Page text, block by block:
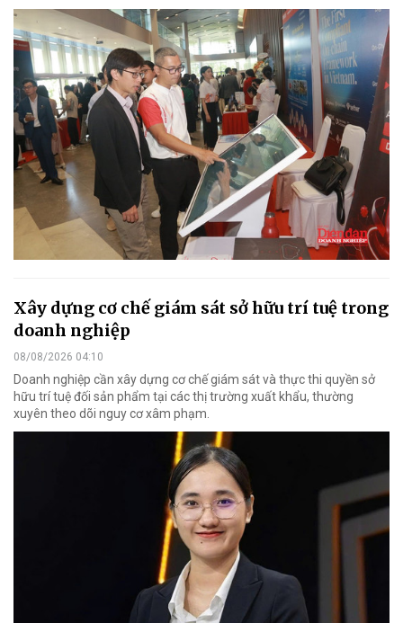
Xây dựng cơ chế giám sát sở hữu trí tuệ trong
doanh nghiệp
08/08/2026 04:10
Doanh nghiệp cần xây dựng cơ chế giám sát và thực thi quyền sở
hữu trí tuệ đối sản phẩm tại các thị trường xuất khẩu, thường
xuyên theo dõi nguy cơ xâm phạm.